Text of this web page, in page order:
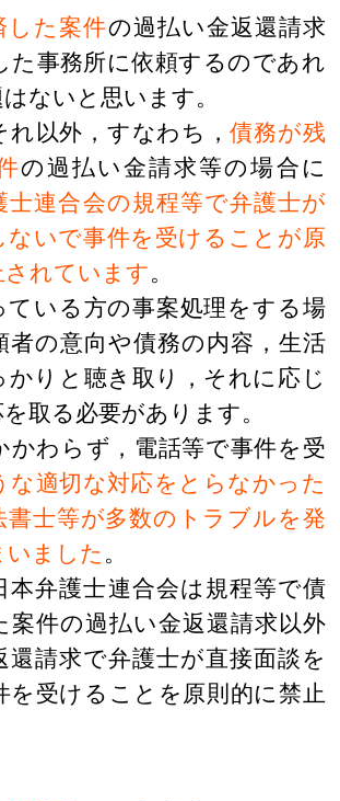
した案件の過払い金返還請求
た事務所に依頼するのであれ
ないと思います。
れ以外，すなわち，債務が残
の過払い金請求等の場合に
士連合会の規程等で弁護士が
ないで事件を受けることが原
れています。
ている方の事案処理をする場
者の意向や債務の内容，生活
かりと聴き取り，それに応じ
取る必要があります。
かわらず，電話等で事件を受
な適切な対応をとらなかった
書士等が多数のトラブルを発
ました 。
本弁護士連合会は規程等で債
案件の過払い金返還請求以外
還請求で弁護士が直接面談を
を受けることを原則的に禁止